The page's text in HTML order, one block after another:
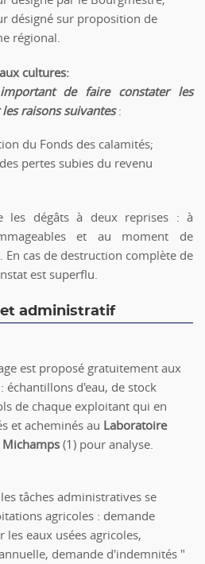
désigné sur proposition de
régional.
cultures:
de faire constater les
raisons suivantes:
du Fonds des calamités;
pertes subies du revenu
les dégâts à deux reprises : à
et au moment de
En cas de destruction complète de
est superflu.
administratif
est proposé gratuitement aux
d'eau, de stock
de chaque exploitant qui en
et acheminés au Laboratoire
Michamps (1) pour analyse.
tâches administratives se
agricoles : demande
eaux usées agricoles,
demande d'indemnités "